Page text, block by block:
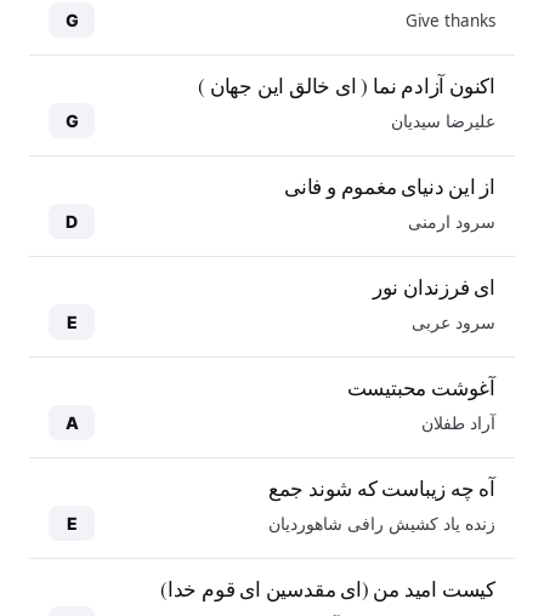
Give thanks
G
اکنون آزادم نما ( ای خالق این جهان )
علیرضا سیدیان G
از این دنیای مغموم و فانی
سرود ارمنی D
ای فرزندان نور
سرود عربی E
آغوشت محبتیست
آراد طفلان A
آه چه زیباست که شوند جمع
زنده یاد کشیش رافی شاهوردیان E
کیست امید من (ای مقدسین ای قوم خدا)